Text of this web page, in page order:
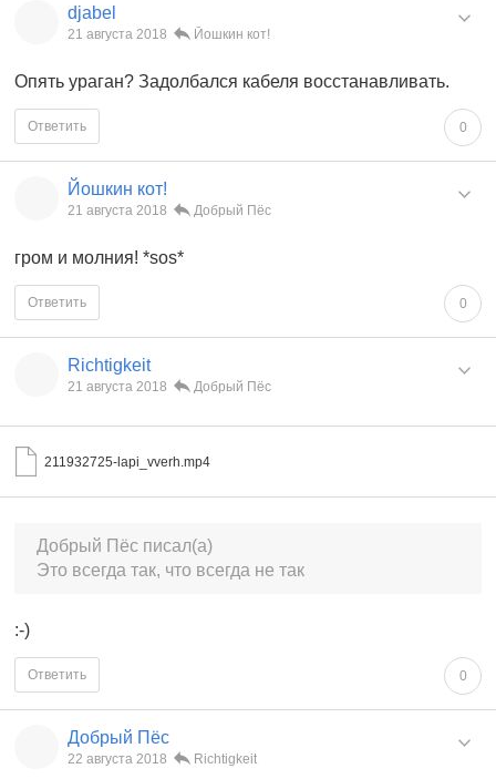
djabel
21 августа 2018 Йошкин кот!
Опять ураган? Задолбался кабеля восстанавливать.
0
Ответить
Йошкин кот!
21 августа 2018 Добрый Пёс
гром и молния! *sos*
0
Ответить
Richtigkeit
21 августа 2018 Добрый Пёс
211932725-lapi_vverh.mp4
Добрый Пёс писал(а)
Это всегда так, что всегда не так
:-)
0
Ответить
Добрый Пёс
22 августа 2018 Richtigkeit